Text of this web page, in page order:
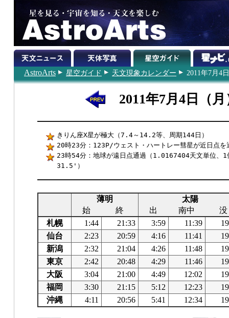
AstroArts 星空ガイド 天文現象カレンダー 2011年7月4日
2011年7月4日（月
きりん座X星が極大（7.4～14.2等、周期144日）
20時23分：123P/ウェスト・ハートレー彗星が近日点
23時54分：地球が遠日点通過（1.0167404天文単位、
31.5'）
薄明
太陽
始
終 出 南中
没
札幌
1:44 21:33 3:59 11:39
仙台
2:23 20:59 4:16 11:41
新潟
2:32 21:04 4:26 11:48
東京
2:42 20:48 4:29 11:46
大阪
3:04 21:00 4:49 12:02
福岡
3:30 21:15 5:12 12:23
沖縄
4:11 20:56 5:41 12:34